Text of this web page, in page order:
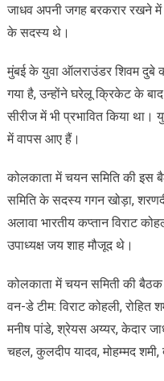
जाधव अपनी जगह बरकरार रखने में
के सदस्य थे।
मुंबई के युवा ऑलराउंडर शिवम दुबे
गया है, उन्होंने घरेलू क्रिकेट के
सीरीज में भी प्रभावित किया
में वापस आए हैं।
कोलकाता में चयन समिति की इस
समिति के सदस्य गगन खोड़ा,
अलावा भारतीय कप्तान विराट
उपाध्यक्ष जय शाह मौजूद थे।
कोलकाता में चयन समिती की बैठक
वन-डे टीम: विराट कोहली,
मनीष पांडे, श्रेयस अय्यर, केदार
चहल, कुलदीप यादव, मोहम्मद